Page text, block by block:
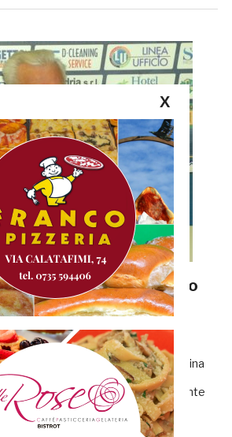
a Padova: «Se in campo
2018 diRedazione GRB
non c’erano i giocatori, ma in panchina
Così Franco Fedeli a margine del
Samb contro il Gubbio. Il presidente
positiva l’apporto di […]
X